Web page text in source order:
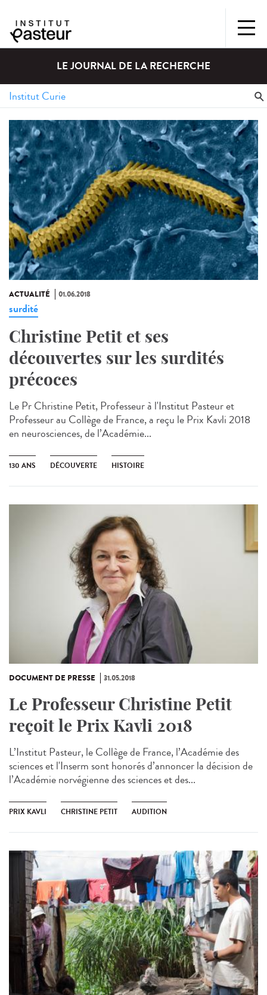
LE JOURNAL DE LA RECHERCHE
ACTUALITÉ 01.06.2018
surdité
Christine Petit et ses
découvertes sur les surdités
précoces
Le Pr Christine Petit, Professeur à l'Institut Pasteur et
Professeur au Collège de France, a reçu le Prix Kavli 2018
en neurosciences, de l’Académie...
130 ANS DÉCOUVERTE HISTOIRE
DOCUMENT DE PRESSE 31.05.2018
Le Professeur Christine Petit
reçoit le Prix Kavli 2018
L’Institut Pasteur, le Collège de France, l’Académie des
sciences et l'Inserm sont honorés d’annoncer la décision de
l’Académie norvégienne des sciences et des...
PRIX KAVLI CHRISTINE PETIT AUDITION